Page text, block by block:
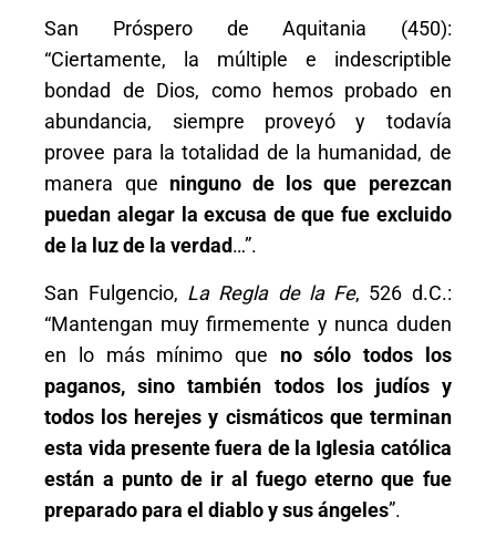
San Próspero de Aquitania (450):
“Ciertamente, la múltiple e indescriptible
bondad de Dios, como hemos probado en
abundancia, siempre proveyó y todavía
provee para la totalidad de la humanidad, de
manera que ninguno de los que perezcan
puedan alegar la excusa de que fue excluido
de la luz de la verdad…”.
San Fulgencio, La Regla de la Fe, 526 d.C.:
“Mantengan muy firmemente y nunca duden
en lo más mínimo que no sólo todos los
paganos, sino también todos los judíos y
todos los herejes y cismáticos que terminan
esta vida presente fuera de la Iglesia católica
están a punto de ir al fuego eterno que fue
preparado para el diablo y sus ángeles”.